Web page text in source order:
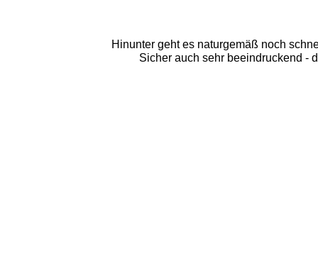
Hinunter geht es naturgemäß noch
Sicher auch sehr beeindruckend -